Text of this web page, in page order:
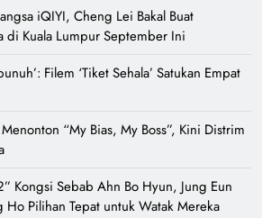
iQIYI, Cheng Lei Bakal Buat
di Kuala Lumpur September Ini
Filem ‘Tiket Sehala’ Satukan Empat
“My Bias, My Boss”, Kini Distrim
Kongsi Sebab Ahn Bo Hyun, Jung Eun
Ho Pilihan Tepat untuk Watak Mereka